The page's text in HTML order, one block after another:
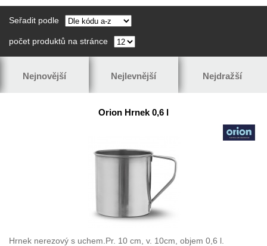
Seřadit podle
počet produktů na stránce
Nejnovější Nejlevnější Nejdražší
Orion Hrnek 0,6 l
Hrnek nerezový s uchem.Pr. 10 cm, v. 10cm, objem 0,6 l.